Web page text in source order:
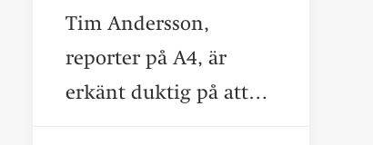
Tim Andersson,
reporter på A4, är
erkänt duktig på att…